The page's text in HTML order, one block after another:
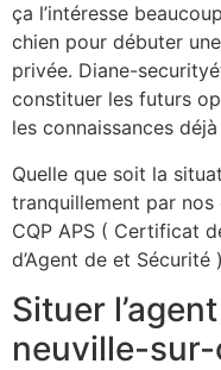
ça l’intéresse
chien pour débuter
privée. Diane-
constituer les futurs
les connaissances
Quelle que soit la
tranquillement par
CQP APS ( Certificat
d’Agent de et
Situer
neuville-